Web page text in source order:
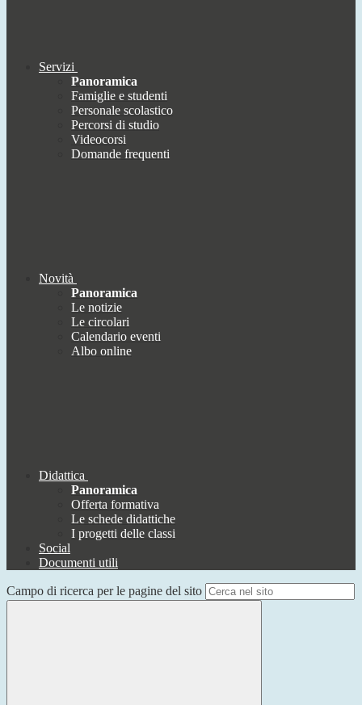
Servizi
Panoramica
Famiglie e studenti
Personale scolastico
Percorsi di studio
Videocorsi
Domande frequenti
Novità
Panoramica
Le notizie
Le circolari
Calendario eventi
Albo online
Didattica
Panoramica
Offerta formativa
Le schede didattiche
I progetti delle classi
Social
Documenti utili
Campo di ricerca per le pagine del sito